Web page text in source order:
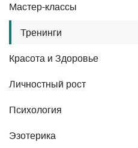
Мастер-классы
Тренинги
Красота и Здоровье
Личностный рост
Психология
Эзотерика